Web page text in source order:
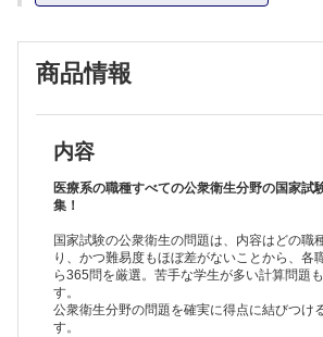
3 人口統計・保健統計
6 保健・医療・福祉の資源
7 地域保健と地域医療
10 国際保健
11 母子保健
12 成人保健
13 高齢者保健および介護保険
15 精神保健
16 感染症とその対策
17 国民栄養と食品保健
18 学校保健
19 産業保健
商品情報
内容
医療系の職種すべての公衆衛生分野の国家試
集！
国家試験の公衆衛生の問題は、内容はどの職
り、かつ難易度もほぼ差がないことから、各
ら365問を厳選。苦手な学生が多い計算問題
す。
公衆衛生分野の問題を確実に得点に結びつけ
す。